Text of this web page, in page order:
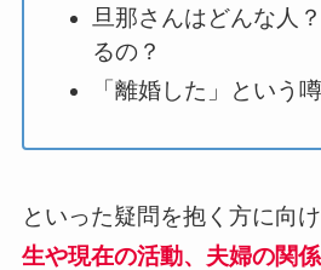
旦那さんはどんな人
るの？
「離婚した」という
といった疑問を抱く方に向け
生や現在の活動、夫婦の関